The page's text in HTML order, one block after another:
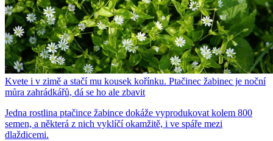
Kvete i v zimě a stačí mu kousek kořínku. Ptačinec žabinec je noční
můra zahrádkářů, dá se ho ale zbavit
Jedna rostlina ptačince žabince dokáže vyprodukovat kolem 800
semen, a některá z nich vyklíčí okamžitě, i ve spáře mezi
dlaždicemi.